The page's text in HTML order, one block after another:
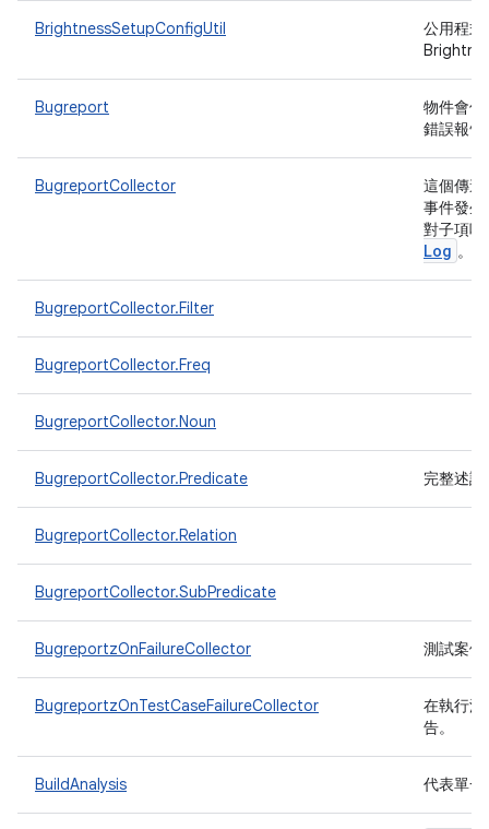
BrightnessSetupConfigUtil
公用程式
Bugreport
物件會保
錯誤報
BugreportCollector
這個傳遞
事件發生
對子項
Log 。
BugreportCollector.Filter
BugreportCollector.Freq
BugreportCollector.Noun
BugreportCollector.Predicate 完整述
BugreportCollector.Relation
BugreportCollector.SubPredicate
BugreportzOnFailureCollector 測試案
BugreportzOnTestCaseFailureCollector
在執行測
告。
BuildAnalysis 代表單